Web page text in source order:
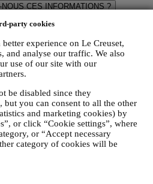
party cookies
experience on Le Creuset,
and analyse our traffic. We also
use of our site with our
be disabled since they
you can consent to all the other
and marketing cookies) by
or click “Cookie settings”, where
or “Accept necessary
category of cookies will be
CES INFORMATIONS ?
NOS OBLIGATIONS LÉGALES.
à traiter certaines données vous
à nos obligations légales, ainsi
découlant d’instructions émises par
LE CREUSET.
pour créer un compte Le
accès à une série d’avantages
enregistrés, qui vous permettra de
comme un passage plus
de multiples adresses
et de tracer les commandes.
tant que détenteur d’un compte Le